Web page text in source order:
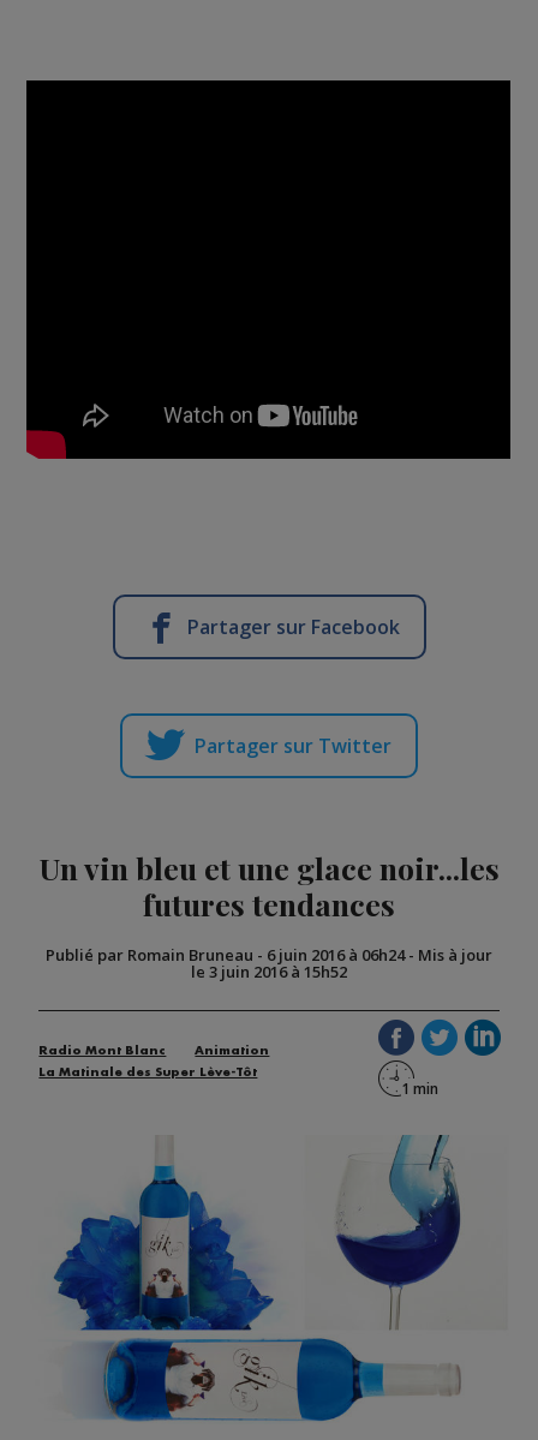
Partager sur Facebook
Partager sur Twitter
Un vin bleu et une glace noir...les
futures tendances
Publié par Romain Bruneau - 6 juin 2016 à 06h24- Mis à jour
le 3 juin 2016 à 15h52
Radio Mont Blanc
Animation
La Matinale des Super Lève-Tôt